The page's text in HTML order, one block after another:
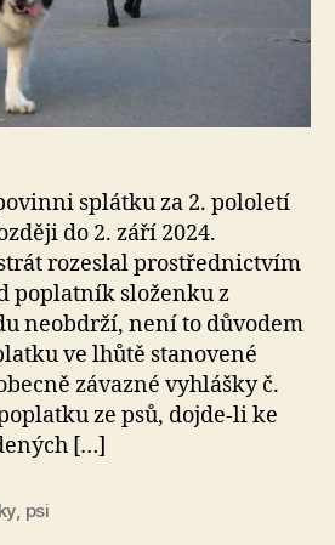
splátku za 2. pololetí
do 2. září 2024.
rozeslal prostřednictvím
poplatník složenku z
neobdrží, není to důvodem
ve lhůtě stanovené
závazné vyhlášky č.
ze psů, dojde-li ke
[…]
, psi